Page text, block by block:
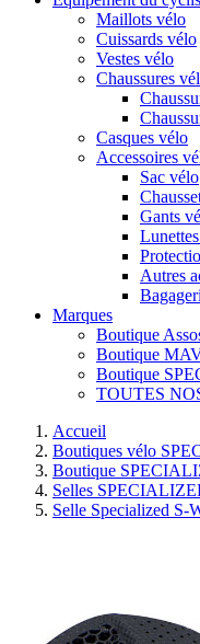
Maillots vélo
Cuissards vélo
Vestes vélo
Chaussures
Casques vélo
Accessoires
Sac vélo
Gants
Autres
Marques
Boutique
Boutique
Boutique
TOUTES
Accueil
Boutiques vélo
Boutique
Selles
Selle Specialized S-